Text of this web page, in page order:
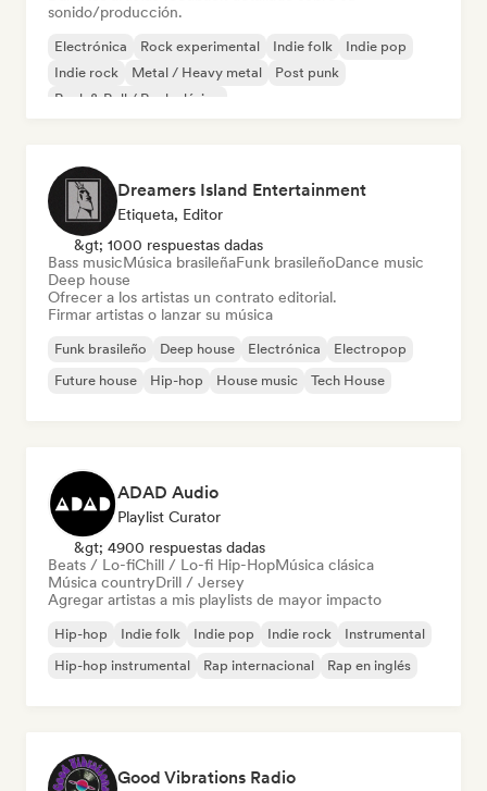
sonido/producción.
Electrónica Rock experimental Indie folk
Indie pop
Indie rock
Metal / Heavy metal
Post punk
Rock & Roll / Rock clásico
Dreamers Island Entertainment
Etiqueta, Editor
&gt; 1000 respuestas dadas
Bass musicMúsica brasileñaFunk brasileñoDance music
Deep house
Ofrecer a los artistas un contrato editorial.
Firmar artistas o lanzar su música
Funk brasileño Deep house Electrónica
Electropop
Future house
Hip-hop House music Tech House
ADAD Audio
Playlist Curator
&gt; 4900 respuestas dadas
Beats / Lo-fiChill / Lo-fi Hip-HopMúsica clásica
Música countryDrill / Jersey
Agregar artistas a mis playlists de mayor impacto
Hip-hop Indie folk Indie pop Indie rock
Instrumental
Hip-hop instrumental
Rap internacional Rap en inglés
Good Vibrations Radio